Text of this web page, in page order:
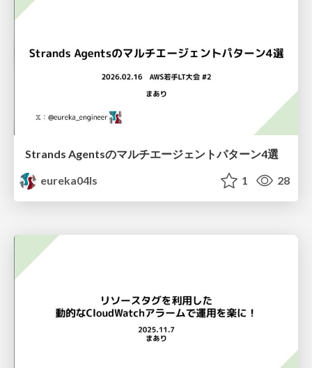
Strands Agentsのマルチエージェントパターン4選
eureka04ls
1 28